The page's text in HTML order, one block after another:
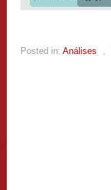
Posted in: Análises ,